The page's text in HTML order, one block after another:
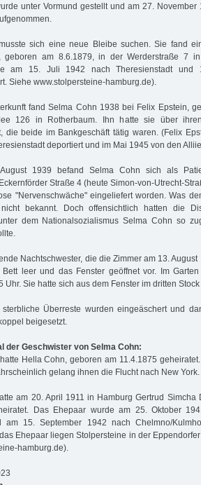
unter Vormund gestellt und am 27.
sich eine neue Bleibe suchen. Sie fand
geboren am 8.6.1879, in der Werderstraße 7
am 15. Juli 1942 nach Theresienstadt und
Siehe www.stolpersteine-hamburg.de).
fand Selma Cohn 1938 bei Felix Epstein,
126 in Rotherbaum. Ihn hatte sie über
die beide im Bankgeschäft tätig waren. (Felix
deportiert und im Mai 1945 von den
1939 befand Selma Cohn sich als
Straße 4 (heute Simon-von-Utrecht-
"Nervenschwäche" eingeliefert worden. Was
bekannt. Doch offensichtlich hatten die
dem Nationalsozialismus Selma Cohn so
Nachtschwester, die die Zimmer am 13.
leer und das Fenster geöffnet vor. Im
Uhr. Sie hatte sich aus dem Fenster im dritten
Überreste wurden eingeäschert und
beigesetzt.
der Geschwister von Selma Cohn:
Hella Cohn, geboren am 11.4.1875
gelang ihnen die Flucht nach New York.
am 20. April 1911 in Hamburg Gertrud Simcha
Das Ehepaar wurde am 25. Oktober
am 15. September 1942 nach Chelmno/
Ehepaar liegen Stolpersteine in der
hamburg.de).